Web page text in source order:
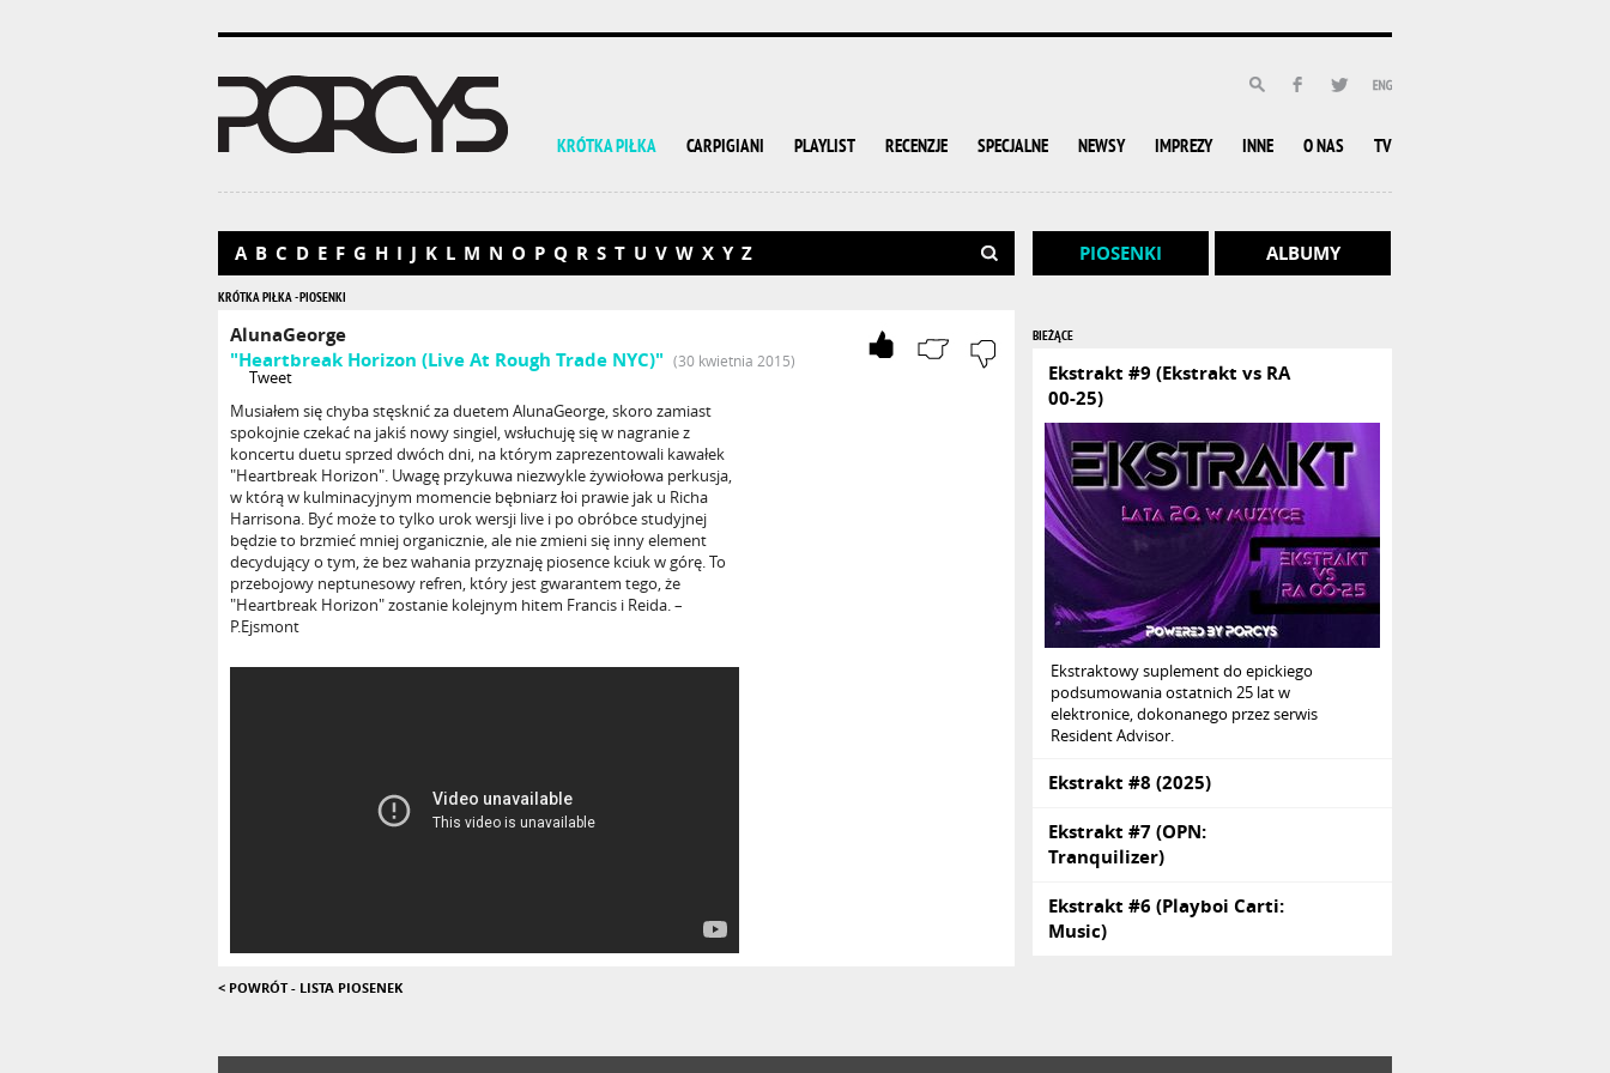
KRÓTKA PIŁKA CARPIGIANI PLAYLIST RECENZJE SPECJALNE NEWSY IMPREZY INNE O NAS TV
A B C D E F G H I J K L M N O P Q R S T U V W X Y Z
KRÓTKA PIŁKA - PIOSENKI
AlunaGeorge
"Heartbreak Horizon (Live At Rough Trade NYC)" (30 kwietnia 2015)
Tweet
Musiałem się chyba stęsknić za duetem AlunaGeorge, skoro zamiast
spokojnie czekać na jakiś nowy singiel, wsłuchuję się w nagranie z
koncertu duetu sprzed dwóch dni, na którym zaprezentowali kawałek
"Heartbreak Horizon". Uwagę przykuwa niezwykle żywiołowa perkusja,
w którą w kulminacyjnym momencie bębniarz łoi prawie jak u Richa
Harrisona. Być może to tylko urok wersji live i po obróbce studyjnej
będzie to brzmieć mniej organicznie, ale nie zmieni się inny element
decydujący o tym, że bez wahania przyznaję piosence kciuk w górę. To
przebojowy neptunesowy refren, który jest gwarantem tego, że
"Heartbreak Horizon" zostanie kolejnym hitem Francis i Reida. –
P.Ejsmont
< POWRÓT - LISTA PIOSENEK
PIOSENKI ALBUMY
BIEŻĄCE
Ekstrakt #9 (Ekstrakt vs RA
00-25)
Ekstraktowy suplement do epickiego
podsumowania ostatnich 25 lat w
elektronice, dokonanego przez serwis
Resident Advisor.
Ekstrakt #8 (2025)
Ekstrakt #7 (OPN:
Tranquilizer)
Ekstrakt #6 (Playboi Carti:
Music)